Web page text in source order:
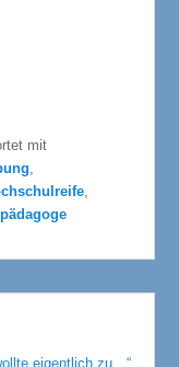
mit
,
,
eigentlich zu…“